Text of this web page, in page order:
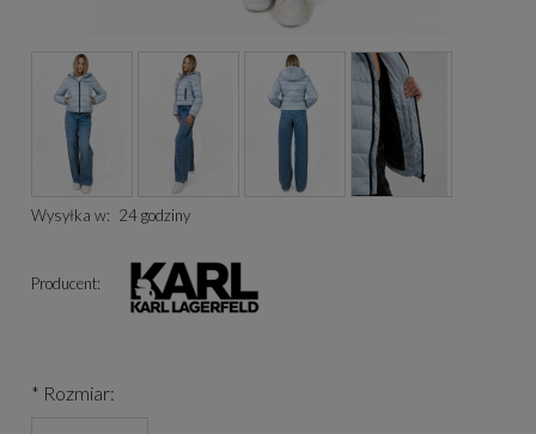
Wysyłka w: 24 godziny
Producent:
* Rozmiar: